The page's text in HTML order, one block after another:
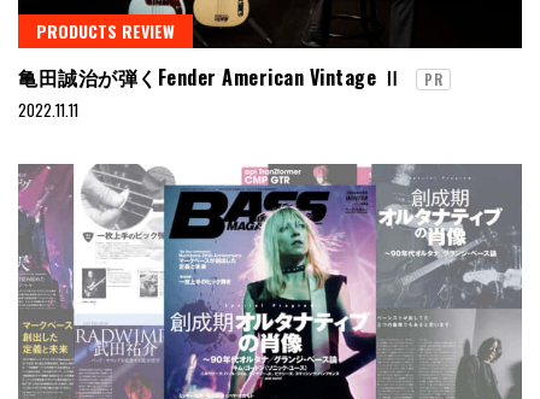
PRODUCTS REVIEW
亀田誠治が弾くFender American Vintage Ⅱ PR
2022.11.11